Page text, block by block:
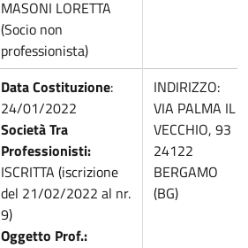
MASONI LORETTA
(Socio non
professionista)
Data Costituzione:
24/01/2022
Società Tra
Professionisti:
ISCRITTA (iscrizione
del 21/02/2022 al nr.
9)
Oggetto Prof.:
INDIRIZZO:
VIA PALMA IL
VECCHIO, 93
24122
BERGAMO
(BG)